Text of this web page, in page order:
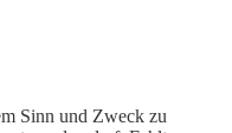
Sinn und Zweck zu